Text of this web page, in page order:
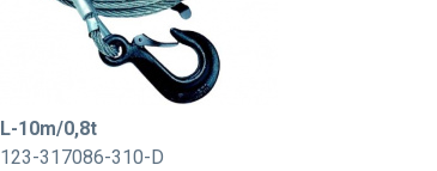
L-10m/0,8t
123-317086-310-D